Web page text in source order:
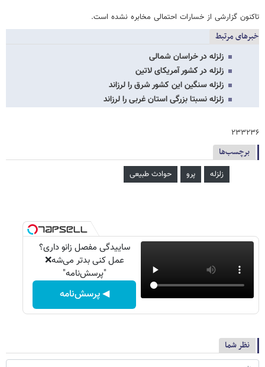
تاکنون گزارشی از خسارات احتمالی مخابره نشده است.
خبرهای مرتبط
زلزله در خراسان شمالی
زلزله در کشور آمریکای لاتین
زلزله سنگین این کشور شرق را لرزاند
زلزله نسبتا بزرگی استان غربی را لرزاند
۲۳۳۲۳۶
برچسب‌ها
زلزله پرو حوادث طبیعی
ساییدگی مفصل زانو داری؟
عمل کنی بدتر می‌شه❌
"پرسش‌نامه"
◀ پرسش‌نامه
نظر شما